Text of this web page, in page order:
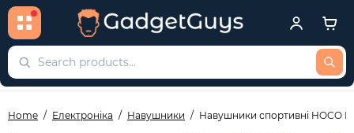
Home Електроніка Навушники Навушники спортивні HOCO